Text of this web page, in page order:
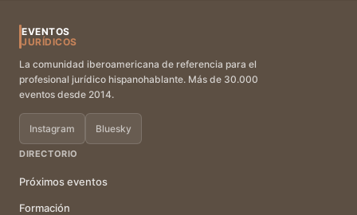
EVENTOS
JURÍDICOS
La comunidad iberoamericana de referencia para el
profesional jurídico hispanohablante. Más de 30.000
eventos desde 2014.
Instagram Bluesky
DIRECTORIO
Próximos eventos
Formación